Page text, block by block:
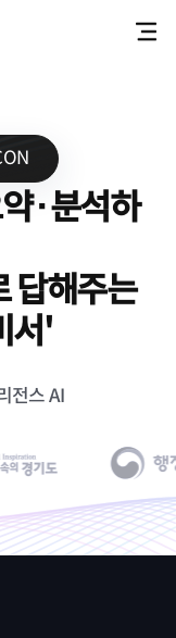
·분석하
답해주는
서'
전스 AI